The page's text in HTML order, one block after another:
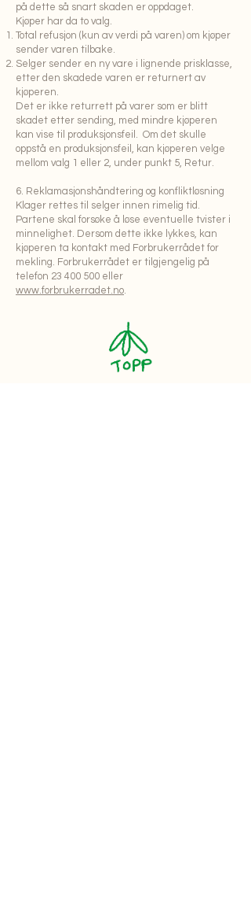
på dette så snart skaden er oppdaget.
Kjøper har da to valg.
Total refusjon (kun av verdi på varen) om kjøper
sender varen tilbake.
Selger sender en ny vare i lignende prisklasse,
etter den skadede varen er returnert av
kjøperen.
Det er ikke returrett på varer som er blitt
skadet etter sending, med mindre kjøperen
kan vise til produksjonsfeil. Om det skulle
oppstå en produksjonsfeil, kan kjøperen velge
mellom valg 1 eller 2, under punkt 5, Retur.
6. Reklamasjonshåndtering og konfliktløsning
Klager rettes til selger innen rimelig tid.
Partene skal forsøke å løse eventuelle tvister i
minnelighet. Dersom dette ikke lykkes, kan
kjøperen ta kontakt med Forbrukerrådet for
mekling. Forbrukerrådet er tilgjengelig på
telefon 23 400 500 eller
www.forbrukerradet.no.